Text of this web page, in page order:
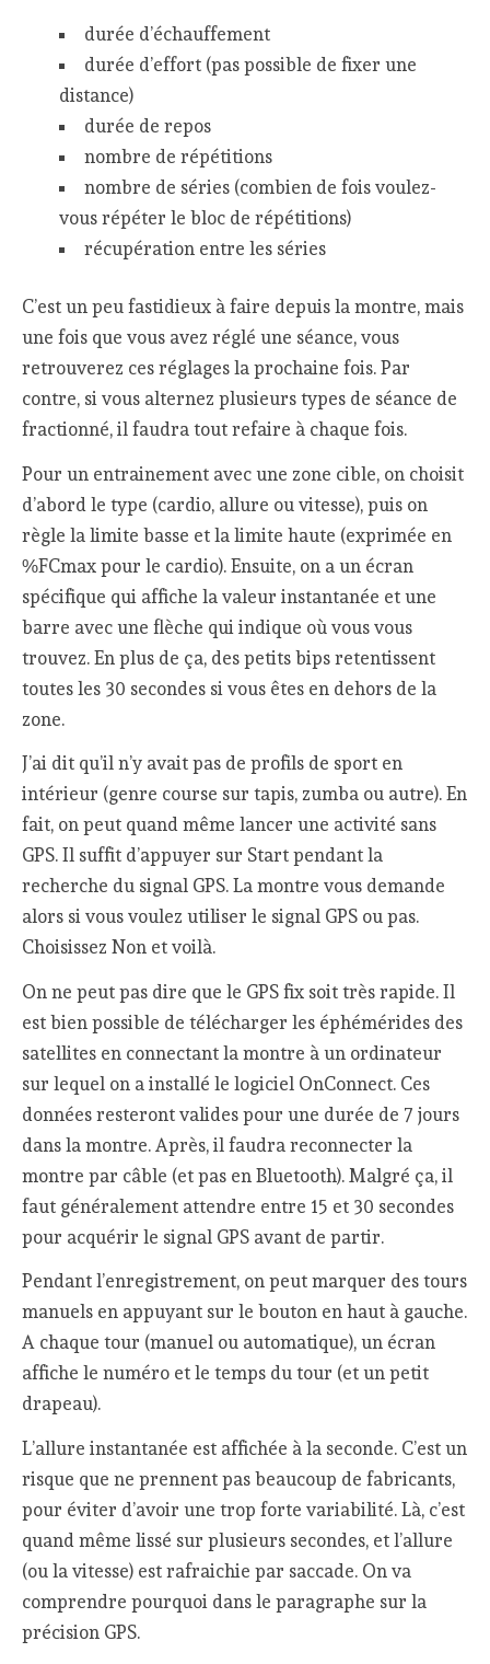
durée d’échauffement
durée d’effort (pas possible de fixer une
distance)
durée de repos
nombre de répétitions
nombre de séries (combien de fois voulez-
vous répéter le bloc de répétitions)
récupération entre les séries
C’est un peu fastidieux à faire depuis la montre, mais
une fois que vous avez réglé une séance, vous
retrouverez ces réglages la prochaine fois. Par
contre, si vous alternez plusieurs types de séance de
fractionné, il faudra tout refaire à chaque fois.
Pour un entrainement avec une zone cible, on choisit
d’abord le type (cardio, allure ou vitesse), puis on
règle la limite basse et la limite haute (exprimée en
%FCmax pour le cardio). Ensuite, on a un écran
spécifique qui affiche la valeur instantanée et une
barre avec une flèche qui indique où vous vous
trouvez. En plus de ça, des petits bips retentissent
toutes les 30 secondes si vous êtes en dehors de la
zone.
J’ai dit qu’il n’y avait pas de profils de sport en
intérieur (genre course sur tapis, zumba ou autre). En
fait, on peut quand même lancer une activité sans
GPS. Il suffit d’appuyer sur Start pendant la
recherche du signal GPS. La montre vous demande
alors si vous voulez utiliser le signal GPS ou pas.
Choisissez Non et voilà.
On ne peut pas dire que le GPS fix soit très rapide. Il
est bien possible de télécharger les éphémérides des
satellites en connectant la montre à un ordinateur
sur lequel on a installé le logiciel OnConnect. Ces
données resteront valides pour une durée de 7 jours
dans la montre. Après, il faudra reconnecter la
montre par câble (et pas en Bluetooth). Malgré ça, il
faut généralement attendre entre 15 et 30 secondes
pour acquérir le signal GPS avant de partir.
Pendant l’enregistrement, on peut marquer des tours
manuels en appuyant sur le bouton en haut à gauche.
A chaque tour (manuel ou automatique), un écran
affiche le numéro et le temps du tour (et un petit
drapeau).
L’allure instantanée est affichée à la seconde. C’est un
risque que ne prennent pas beaucoup de fabricants,
pour éviter d’avoir une trop forte variabilité. Là, c’est
quand même lissé sur plusieurs secondes, et l’allure
(ou la vitesse) est rafraichie par saccade. On va
comprendre pourquoi dans le paragraphe sur la
précision GPS.